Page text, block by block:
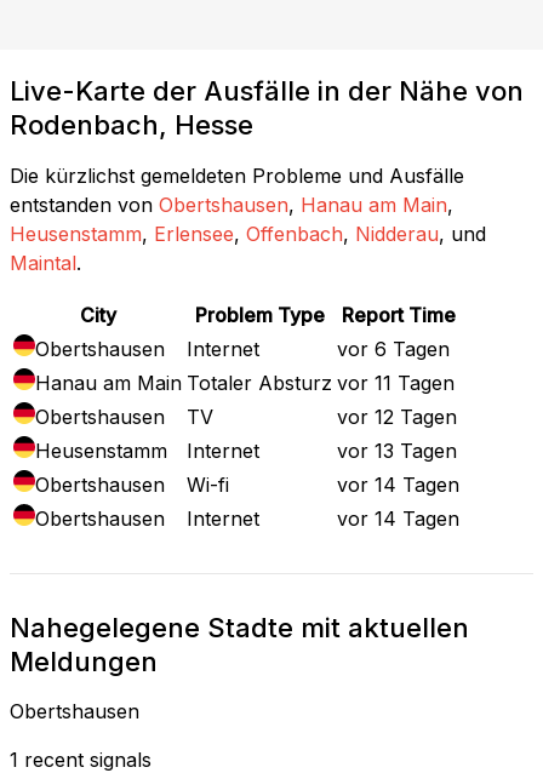
Live-Karte der Ausfälle in der Nähe von
Rodenbach, Hesse
Die kürzlichst gemeldeten Probleme und Ausfälle
entstanden von Obertshausen, Hanau am Main,
Heusenstamm, Erlensee, Offenbach, Nidderau, und
Maintal.
City Problem Type
Report Time
Obertshausen
Internet
vor 6 Tagen
Hanau am Main Totaler Absturz vor 11 Tagen
Obertshausen
TV
vor 12 Tagen
Heusenstamm
Internet
vor 13 Tagen
Obertshausen
Wi-fi
vor 14 Tagen
Obertshausen
Internet vor 14 Tagen
Nahegelegene Stadte mit aktuellen
Meldungen
Obertshausen
1 recent signals